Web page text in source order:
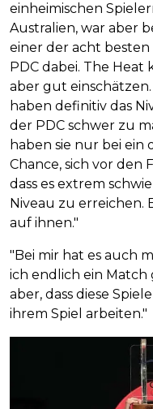
einheimischen
Australien, war aber
einer der acht
PDC dabei. The
aber gut
haben definitiv das
der PDC schwer zu
haben sie nur bei ein
Chance, sich vor den
dass es extrem
Niveau zu erreichen.
auf ihnen."
"Bei mir hat es auch
ich endlich ein
aber, dass diese
ihrem Spiel arbeiten."